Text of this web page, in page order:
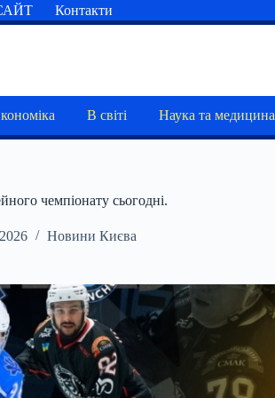
Контакти
В світі Наука та медицина
чемпіонату сьогодні.
Новини Києва